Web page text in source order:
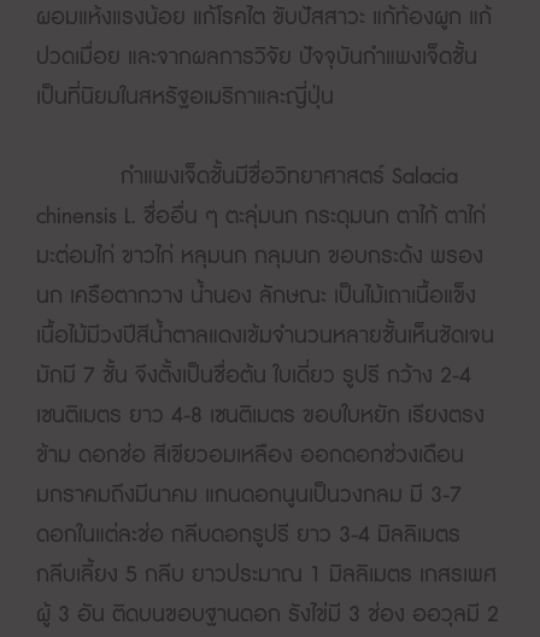
ผอมแห้งแรงน้อย แก้โรคไต ขับปัสสาวะ แก้ท้องผูก แก้
ปวดเมื่อย และจากผลการวิจัย ปัจจุบันกำแพงเจ็ดชั้น
เป็นที่นิยมในสหรัฐอเมริกาและญี่ปุ่น
กำแพงเจ็ดชั้นมีชื่อวิทยาศาสตร์ Salacia
chinensis L. ชื่ออื่น ๆ ตะลุ่มนก กระดุมนก ตาไก้ ตาไก่
มะต่อมไก่ ขาวไก่ หลุมนก กลุมนก ขอบกระด้ง พรอง
นก เครือตากวาง น้ำนอง ลักษณะ เป็นไม้เถาเนื้อแข็ง
เนื้อไม้มีวงปีสีน้ำตาลแดงเข้มจำนวนหลายชั้นเห็นชัดเจน
มักมี 7 ชั้น จึงตั้งเป็นชื่อต้น ใบเดี่ยว รูปรี กว้าง 2-4
เซนติเมตร ยาว 4-8 เซนติเมตร ขอบใบหยัก เรียงตรง
ข้าม ดอกช่อ สีเขียวอมเหลือง ออกดอกช่วงเดือน
มกราคมถึงมีนาคม แกนดอกนูนเป็นวงกลม มี 3-7
ดอกในแต่ละช่อ กลีบดอกรูปรี ยาว 3-4 มิลลิเมตร
กลีบเลี้ยง 5 กลีบ ยาวประมาณ 1 มิลลิเมตร เกสรเพศ
ผู้ 3 อัน ติดบนขอบฐานดอก รังไข่มี 3 ช่อง ออวุลมี 2